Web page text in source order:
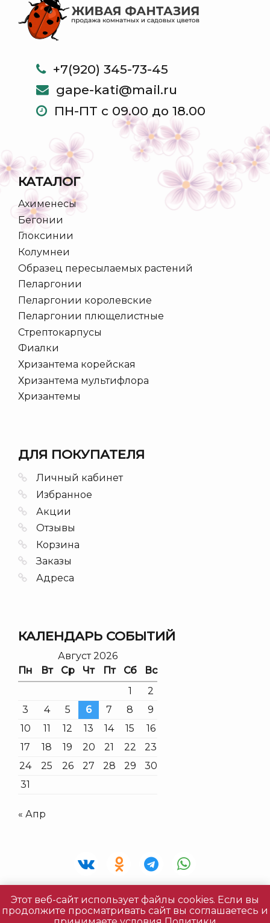
+7(920) 345-73-45
gape-kati@mail.ru
ПН-ПТ с 09.00 до 18.00
КАТАЛОГ
Ахименесы
Бегонии
Глоксинии
Колумнеи
Образец пересылаемых растений
Пеларгонии
Пеларгонии королевские
Пеларгонии плющелистные
Стрептокарпусы
Фиалки
Хризантема корейская
Хризантема мультифлора
Хризантемы
ДЛЯ ПОКУПАТЕЛЯ
Личный кабинет
Избранное
Акции
Отзывы
Корзина
Заказы
Адреса
КАЛЕНДАРЬ СОБЫТИЙ
Август 2026
Пн
Вт Ср Чт Пт Сб
Вс
1
2
3
4 5 6 7 8
9
10
11 12 13 14 15
16
17
18 19 20 21 22
23
24
25 26 27 28 29
30
31
« Апр
Все права защищены © 2026 «Живая Фантазия» |
Политика конфиденциальности|
Этот веб-сайт использует файлы cookies. Если вы
продолжите просматривать сайт вы соглашаетесь и